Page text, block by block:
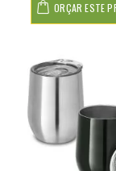
ORÇAR ESTE